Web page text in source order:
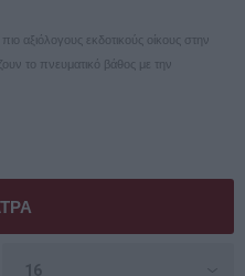
αξιόλογους εκδοτικούς οίκους στην
το πνευματικό βάθος με την